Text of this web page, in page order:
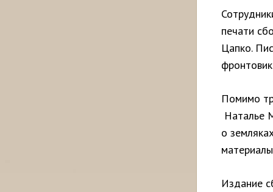
печати
Цапко.
Помимо
Наталье
о
Издание